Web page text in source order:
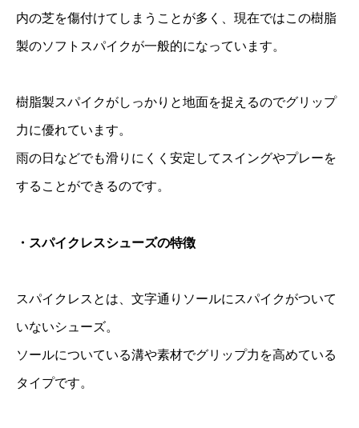
内の芝を傷付けてしまうことが多く、現在ではこの樹脂
製のソフトスパイクが一般的になっています。
樹脂製スパイクがしっかりと地面を捉えるのでグリップ
力に優れています。
雨の日などでも滑りにくく安定してスイングやプレーを
することができるのです。
・スパイクレスシューズの特徴
スパイクレスとは、文字通りソールにスパイクがついて
いないシューズ。
ソールについている溝や素材でグリップ力を高めている
タイプです。